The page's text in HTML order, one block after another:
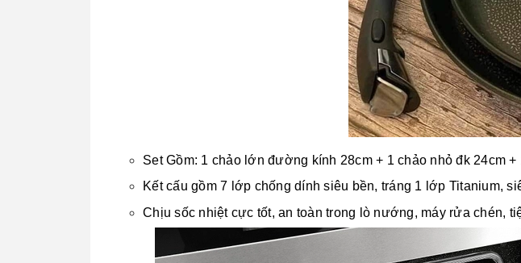
Set Gồm: 1 chảo lớn đường kính 28cm + 1 chảo nhỏ đk 24cm
Kết cấu gồm 7 lớp chống dính siêu bền, tráng 1 lớp Titanium,
Chịu sốc nhiệt cực tốt, an toàn trong lò nướng, máy rửa chén,